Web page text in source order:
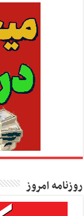
روزنامه امروز